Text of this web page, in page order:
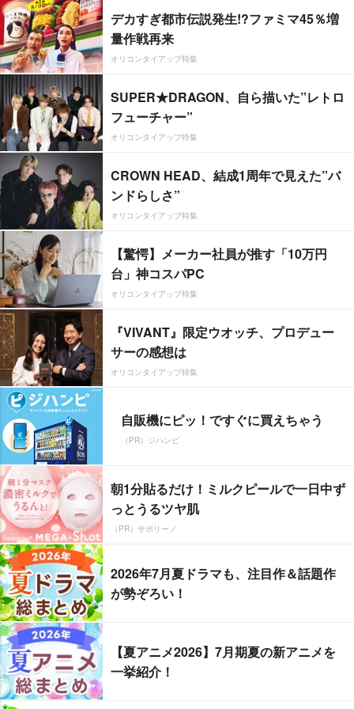
デカすぎ都市伝説発生!?ファミマ45％増
量作戦再来
オリコンタイアップ特集
SUPER★DRAGON、自ら描いた”レトロ
フューチャー”
オリコンタイアップ特集
CROWN HEAD、結成1周年で見えた”バ
ンドらしさ”
オリコンタイアップ特集
【驚愕】メーカー社員が推す「10万円
台」神コスパPC
オリコンタイアップ特集
『VIVANT』限定ウオッチ、プロデュー
サーの感想は
オリコンタイアップ特集
自販機にピッ！ですぐに買えちゃう
（PR）ジハンピ
朝1分貼るだけ！ミルクピールで一日中ず
っとうるツヤ肌
（PR）サボリーノ
2026年7月夏ドラマも、注目作＆話題作
が勢ぞろい！
【夏アニメ2026】7月期夏の新アニメを
一挙紹介！